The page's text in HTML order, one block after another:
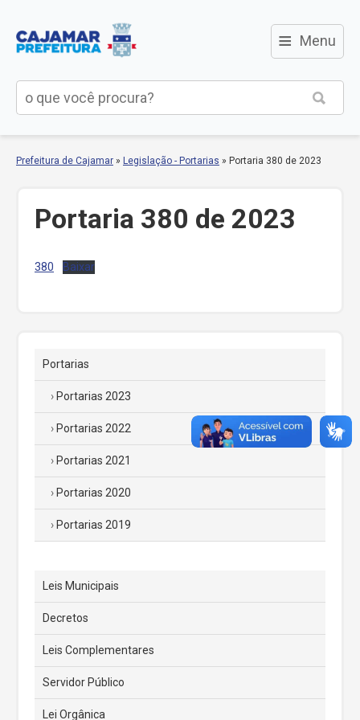
≡ Menu
Prefeitura de Cajamar » Legislação - Portarias » Portaria 380 de 2023
Portaria 380 de 2023
380 Baixar
Portarias
Portarias 2023
Portarias 2022
Portarias 2021
Portarias 2020
Portarias 2019
Leis Municipais
Decretos
Leis Complementares
Servidor Público
Lei Orgânica